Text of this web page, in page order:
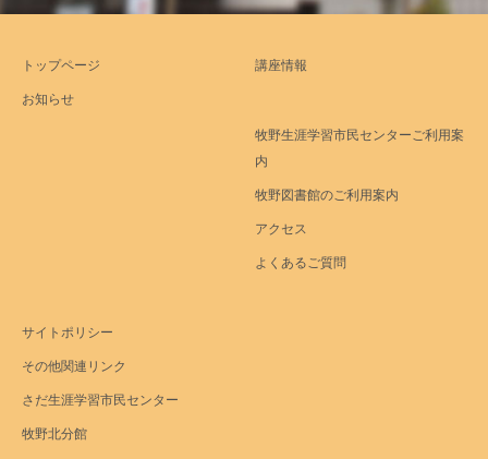
トップページ
お知らせ
講座情報
牧野生涯学習市民センターご利用案
内
牧野図書館のご利用案内
アクセス
よくあるご質問
サイトポリシー
その他関連リンク
さだ生涯学習市民センター
牧野北分館